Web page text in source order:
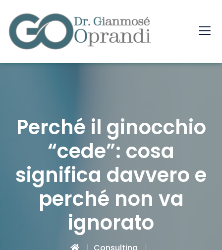
Perché il ginocchio
“cede”: cosa
significa davvero e
perché non va
ignorato